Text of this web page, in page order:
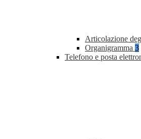
Articolazione
Organigramma 3
Telefono e posta